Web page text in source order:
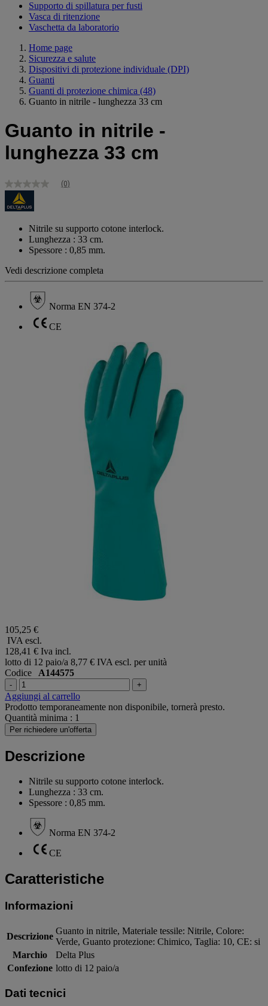
Supporto di spillatura per fusti
Vasca di ritenzione
Vaschetta da laboratorio
Home page
Sicurezza e salute
Dispositivi di protezione individuale (DPI)
Guanti
Guanti di protezione chimica (48)
Guanto in nitrile - lunghezza 33 cm
Guanto in nitrile -
lunghezza 33 cm
Nessuna
valutazione
Stesso
pagina.
(0)
Nitrile su supporto cotone interlock.
Lunghezza : 33 cm.
Spessore : 0,85 mm.
Vedi descrizione completa
Norma EN 374-2
CE
105,25 €
IVA escl.
128,41 € Iva incl.
lotto di 12 paio/a 8,77 € IVA escl. per unità
Codice A144575
- +
Aggiungi al carrello
Prodotto temporaneamente non disponibile, tornerà presto.
Quantità minima : 1
Per richiedere un'offerta
Descrizione
Nitrile su supporto cotone interlock.
Lunghezza : 33 cm.
Spessore : 0,85 mm.
Norma EN 374-2
CE
Caratteristiche
Informazioni
Descrizione
Guanto in nitrile, Materiale tessile: Nitrile, Colore:
Verde, Guanto protezione: Chimico, Taglia: 10, CE: si
Marchio
Delta Plus
Confezione lotto di 12 paio/a
Dati tecnici